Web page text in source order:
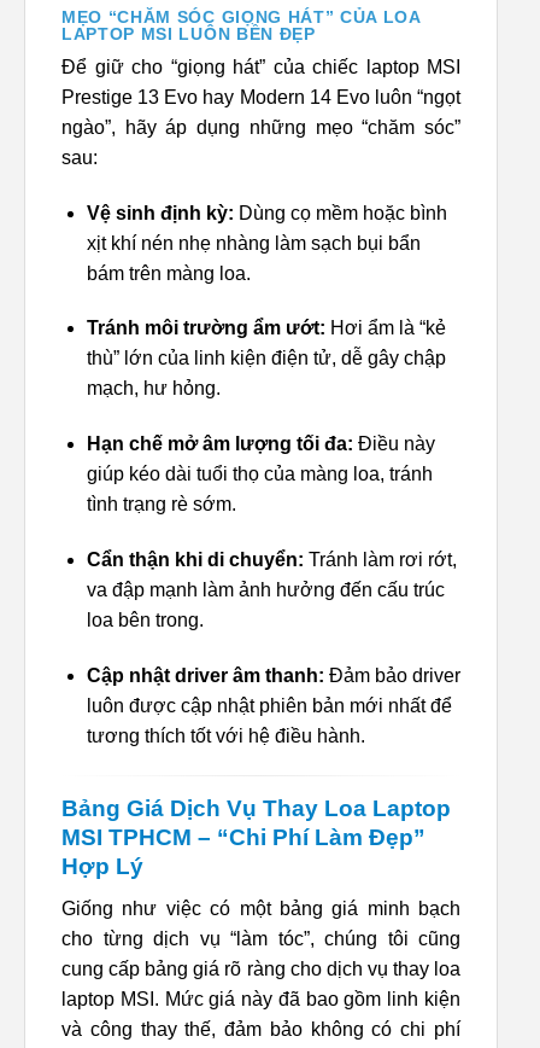
MẸO “CHĂM SÓC GIỌNG HÁT” CỦA LOA
LAPTOP MSI LUÔN BỀN ĐẸP
Để giữ cho “giọng hát” của chiếc laptop MSI
Prestige 13 Evo hay Modern 14 Evo luôn “ngọt
ngào”, hãy áp dụng những mẹo “chăm sóc”
sau:
Vệ sinh định kỳ: Dùng cọ mềm hoặc bình
xịt khí nén nhẹ nhàng làm sạch bụi bẩn
bám trên màng loa.
Tránh môi trường ẩm ướt: Hơi ẩm là “kẻ
thù” lớn của linh kiện điện tử, dễ gây chập
mạch, hư hỏng.
Hạn chế mở âm lượng tối đa: Điều này
giúp kéo dài tuổi thọ của màng loa, tránh
tình trạng rè sớm.
Cẩn thận khi di chuyển: Tránh làm rơi rớt,
va đập mạnh làm ảnh hưởng đến cấu trúc
loa bên trong.
Cập nhật driver âm thanh: Đảm bảo driver
luôn được cập nhật phiên bản mới nhất để
tương thích tốt với hệ điều hành.
Bảng Giá Dịch Vụ Thay Loa Laptop
MSI TPHCM – “Chi Phí Làm Đẹp”
Hợp Lý
Giống như việc có một bảng giá minh bạch
cho từng dịch vụ “làm tóc”, chúng tôi cũng
cung cấp bảng giá rõ ràng cho dịch vụ thay loa
laptop MSI. Mức giá này đã bao gồm linh kiện
và công thay thế, đảm bảo không có chi phí